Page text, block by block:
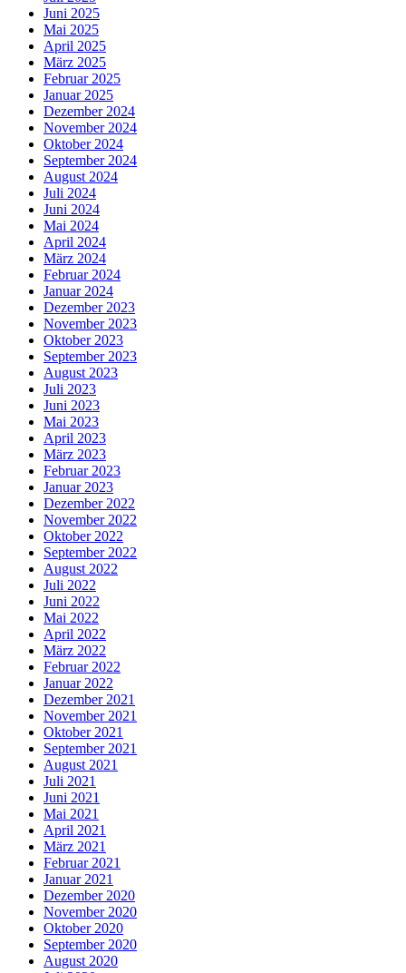
Juni 2025
Mai 2025
April 2025
März 2025
Februar 2025
Januar 2025
Dezember 2024
November 2024
Oktober 2024
September 2024
August 2024
Juli 2024
Juni 2024
Mai 2024
April 2024
März 2024
Februar 2024
Januar 2024
Dezember 2023
November 2023
Oktober 2023
September 2023
August 2023
Juli 2023
Juni 2023
Mai 2023
April 2023
März 2023
Februar 2023
Januar 2023
Dezember 2022
November 2022
Oktober 2022
September 2022
August 2022
Juli 2022
Juni 2022
Mai 2022
April 2022
März 2022
Februar 2022
Januar 2022
Dezember 2021
November 2021
Oktober 2021
September 2021
August 2021
Juli 2021
Juni 2021
Mai 2021
April 2021
März 2021
Februar 2021
Januar 2021
Dezember 2020
November 2020
Oktober 2020
September 2020
August 2020